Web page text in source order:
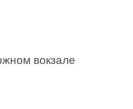
вокзале